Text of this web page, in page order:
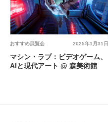
2025年1月31日
おすすめ展覧会
マシン・ラブ：ビデオゲーム、
AIと現代アート @ 森美術館